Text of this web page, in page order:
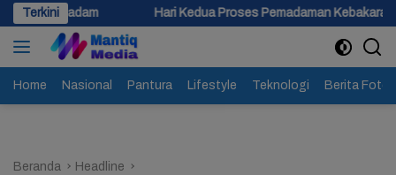
Langsung
ke
konten
TerkiniHari Kedua Proses Pemadaman Kebakaran Gudang Limbah di
Home Nasional Pantura Lifestyle Teknologi Berita Foto
Beranda Headline